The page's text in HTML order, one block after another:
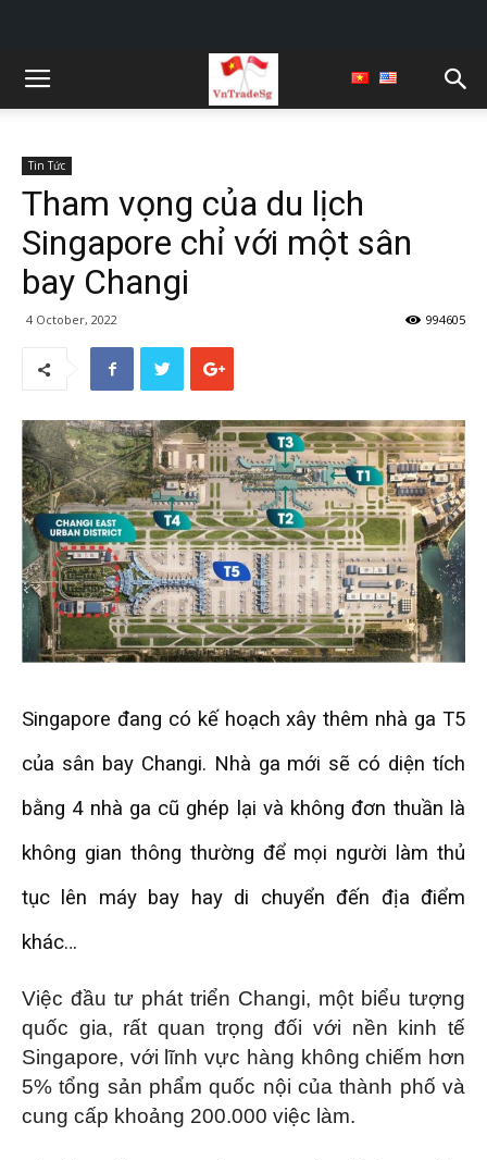
Tin Tức
Tham vọng của du lịch
Singapore chỉ với một sân
bay Changi
4 October, 2022 994605
Singapore đang có kế hoạch xây thêm nhà ga T5
của sân bay Changi. Nhà ga mới sẽ có diện tích
bằng 4 nhà ga cũ ghép lại và không đơn thuần là
không gian thông thường để mọi người làm thủ
tục lên máy bay hay di chuyển đến địa điểm
khác…
Việc đầu tư phát triển Changi, một biểu tượng
quốc gia, rất quan trọng đối với nền kinh tế
Singapore, với lĩnh vực hàng không chiếm hơn
5% tổng sản phẩm quốc nội của thành phố và
cung cấp khoảng 200.000 việc làm.